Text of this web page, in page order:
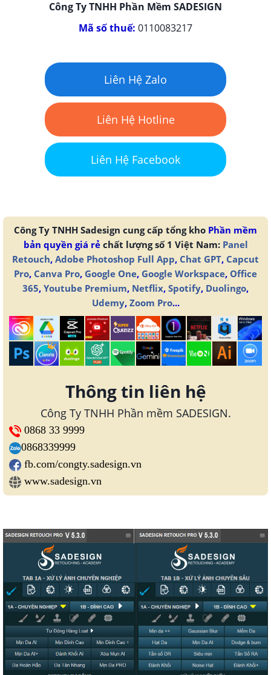
Công Ty TNHH Phần Mềm SADESIGN
Mã số thuế: 0110083217
Liên Hệ Zalo
Liên Hệ Hotline
Liên Hệ Facebook
Công Ty TNHH Sadesign cung cấp tổng kho Phần mềm
bản quyền giá rẻchất lượng số 1 Việt Nam: Panel
Retouch, Adobe Photoshop Full App, Chat GPT, Capcut
Pro, Canva Pro, Google One, Google Workspace, Office
365, Youtube Premium, Netflix, Spotify, Duolingo,
Udemy, Zoom Pro...
Thông tin liên hệ
Công Ty TNHH Phần mềm SADESIGN.
0868 33 9999
0868339999
fb.com/congty.sadesign.vn
www.sadesign.vn